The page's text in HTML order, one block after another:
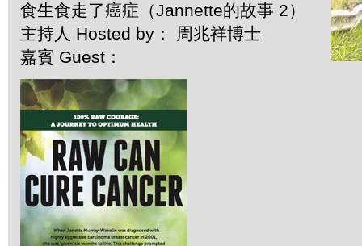
食生食走了癌症（Jannette的故事 2）
主持人 Hosted by： 周兆祥博士
嘉賓 Guest：